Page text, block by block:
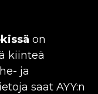
on
kiinteä
ja
saat AYY:n